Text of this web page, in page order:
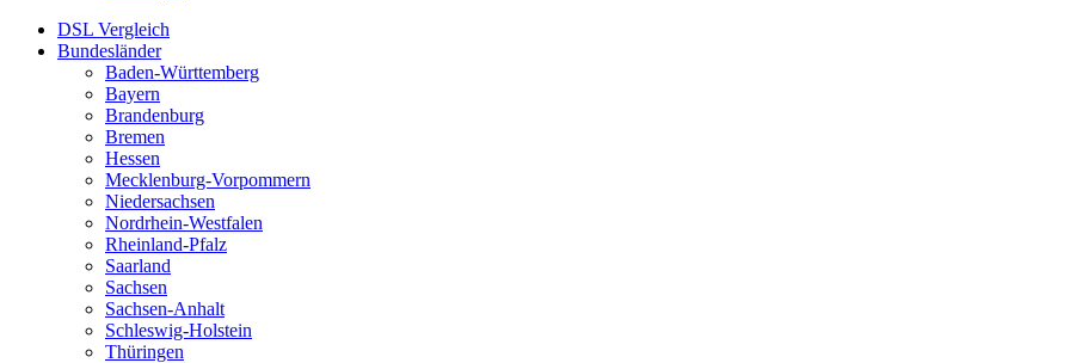
DSL Vergleich
Bundesländer
Baden-Württemberg
Bayern
Brandenburg
Bremen
Hessen
Mecklenburg-Vorpommern
Niedersachsen
Nordrhein-Westfalen
Rheinland-Pfalz
Saarland
Sachsen
Sachsen-Anhalt
Schleswig-Holstein
Thüringen